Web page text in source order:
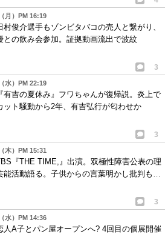
月）PM 16:19
村俊介選手もゾンビタバコの売人と繋がり、
との飲み会参加。証拠動画流出で波紋
3
水）PM 22:19
有吉の夏休み』フワちゃんが復帰説。炎上で
ット騒動から2年、有吉弘行が匂わせか
3
木）PM 15:31
『THE TIME,』出演。双極性障害公表の理
能活動語る。子供からの言葉明かし批判も…
3
水）PM 14:36
人A子とパン屋オープンへ? 4回目の個展開催